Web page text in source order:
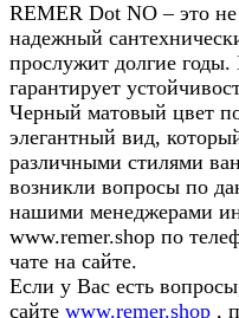
REMER Dot NO – это не
надежный
прослужит долгие годы.
гарантирует
Черный матовый цвет
элегантный вид,
различными стилями
возникли вопросы по
нашими менеджерами
www.remer.shop по
чате на сайте.
Если у Вас есть
сайте www.remer.shop ,